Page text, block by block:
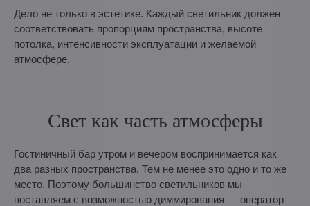
Дело не только в эстетике. Каждый светильник должен
соответствовать пропорциям пространства, высоте
потолка, интенсивности эксплуатации и желаемой
атмосфере.
Свет как часть атмосферы
Гостиничный бар утром и вечером воспринимается как
два разных пространства. Тем не менее это одно и то же
место. Поэтому большинство светильников мы
поставляем с возможностью диммирования — оператор